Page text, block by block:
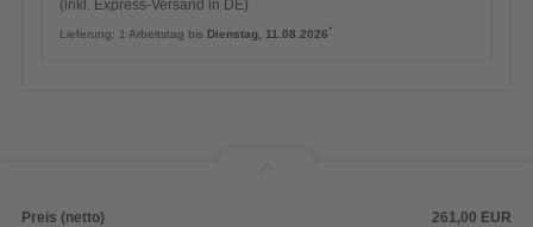
(inkl. Express-Versand in DE)
Lieferung: 1 Arbeitstag bis Dienstag, 11.08.2026*
Preis (netto) 261,00 EUR